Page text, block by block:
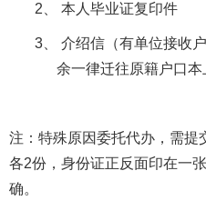
2、 本人毕业证复印件
3、
介绍信（有单位接收
余一律迁往原籍户口本
注：特殊原因委托代办，需提
各2份，身份证正反面印在一张
确。